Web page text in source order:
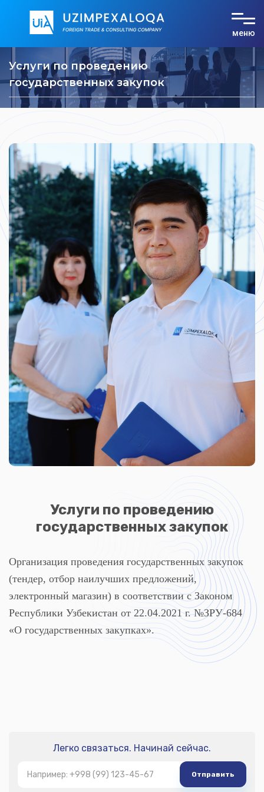
О компании
Услуги
Тарифы
Контакты
UZ RU
меню
Услуги по проведению
государственных закупок
Услуги по проведению
государственных закупок
Организация проведения государственных закупок
(тендер, отбор наилучших предложений,
электронный магазин) в соответствии с Законом
Республики Узбекистан от 22.04.2021 г. №ЗРУ-684
«О государственных закупках».
Легко связаться. Начинай сейчас.
Отправить